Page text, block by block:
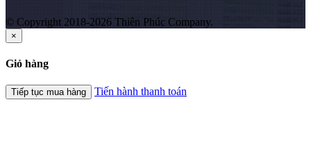
© Copyright 2018-2026 Thiên Phúc Company.
×
Giỏ hàng
Tiếp tục mua hàng Tiến hành thanh toán